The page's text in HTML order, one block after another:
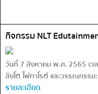
กิจกรรม NLT
วันที่ 7 สิงหาคม พ.ศ. 2565 เว
สิงโต ไพ่ทาโรต์ และวรรณกร
รายละเอียด